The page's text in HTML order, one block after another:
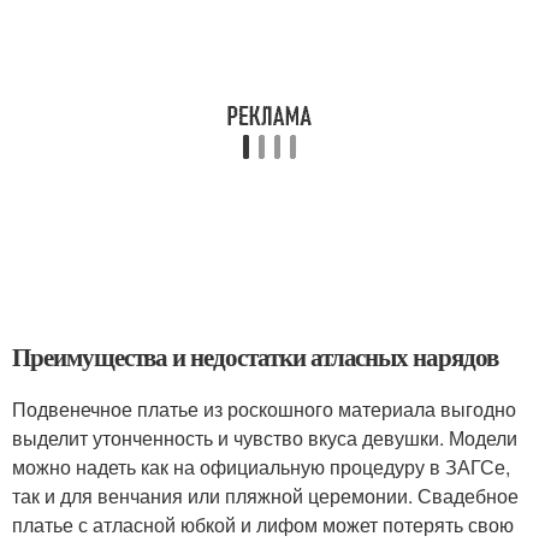
Преимущества и недостатки атласных нарядов
Подвенечное платье из роскошного материала выгодно
выделит утонченность и чувство вкуса девушки. Модели
можно надеть как на официальную процедуру в ЗАГСе,
так и для венчания или пляжной церемонии. Свадебное
платье с атласной юбкой и лифом может потерять свою